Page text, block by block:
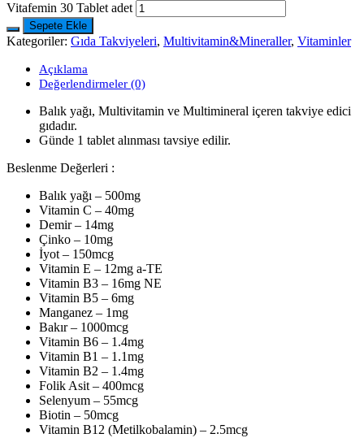
Vitafemin 30 Tablet adet
Sepete Ekle
Kategoriler: Gıda Takviyeleri, Multivitamin&Mineraller, Vitaminler
Açıklama
Değerlendirmeler (0)
Balık yağı, Multivitamin ve Multimineral içeren takviye edici
gıdadır.
Günde 1 tablet alınması tavsiye edilir.
Beslenme Değerleri :
Balık yağı – 500mg
Vitamin C – 40mg
Demir – 14mg
Çinko – 10mg
İyot – 150mcg
Vitamin E – 12mg a-TE
Vitamin B3 – 16mg NE
Vitamin B5 – 6mg
Manganez – 1mg
Bakır – 1000mcg
Vitamin B6 – 1.4mg
Vitamin B1 – 1.1mg
Vitamin B2 – 1.4mg
Folik Asit – 400mcg
Selenyum – 55mcg
Biotin – 50mcg
Vitamin B12 (Metilkobalamin) – 2.5mcg